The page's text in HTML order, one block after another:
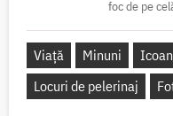
foc de pe
Viață Minuni
Locuri de pelerinaj